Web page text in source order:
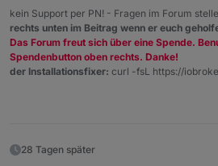
Allerdings relativiert sich
Frau auf eine separate FB besteht,
und ich da eh Ersatz
Bei dieser Gelegenheit
sich die VELUX
.... aus KLR 200 (nur noch
Funktion, aber viel
Du hast nicht zufällig
kein Support per PN! - Fragen im Forum
rechts unten im Beitrag wenn er euch
Das Forum freut sich über eine Spende.
Spendenbutton oben rechts. Danke!
der Installationsfixer: curl -fsL https://
28 Tagen später